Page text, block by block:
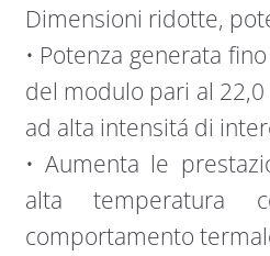
Dimensioni ridotte,
• Potenza generata
del modulo pari al
ad alta intensitá di
• Aumenta le
alta temperatura
comportamento